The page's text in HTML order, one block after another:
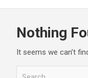
Nothing
It seems we can’t